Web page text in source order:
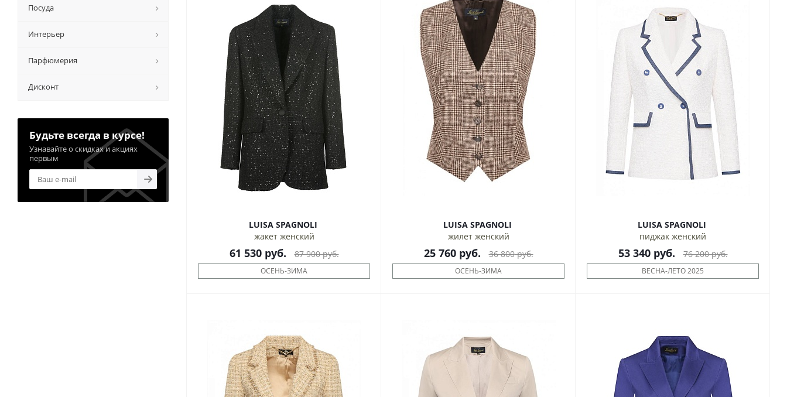
LUISA SPAGNOLI
жакет женский
61 530руб. 87 900руб.
ОСЕНЬ-ЗИМА
LUISA SPAGNOLI
жилет женский
25 760руб. 36 800руб.
ОСЕНЬ-ЗИМА
LUISA SPAGNOLI
пиджак женский
53 340руб. 76 200руб.
ВЕСНА-ЛЕТО 2025
Посуда
Интерьер
Парфюмерия
Дисконт
Будьте всегда в курсе!
Узнавайте о скидках и акциях
первым